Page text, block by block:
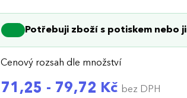
Potřebuji zboží s potiskem nebo
Cenový rozsah dle množství
71,25 - 79,72 Kč bez DPH